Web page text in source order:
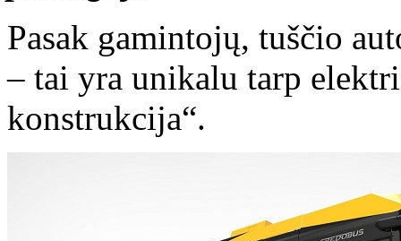
Pasak gamintojų, tuščio
– tai yra unikalu tarp
konstrukcija“.